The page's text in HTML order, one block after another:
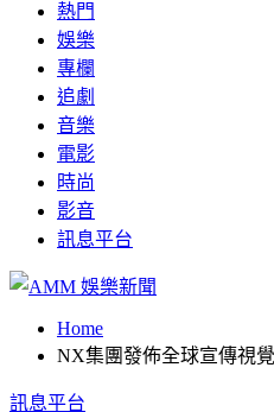
熱門
娛樂
專欄
追劇
音樂
電影
時尚
影音
訊息平台
Home
NX集團發佈全球宣傳視
訊息平台